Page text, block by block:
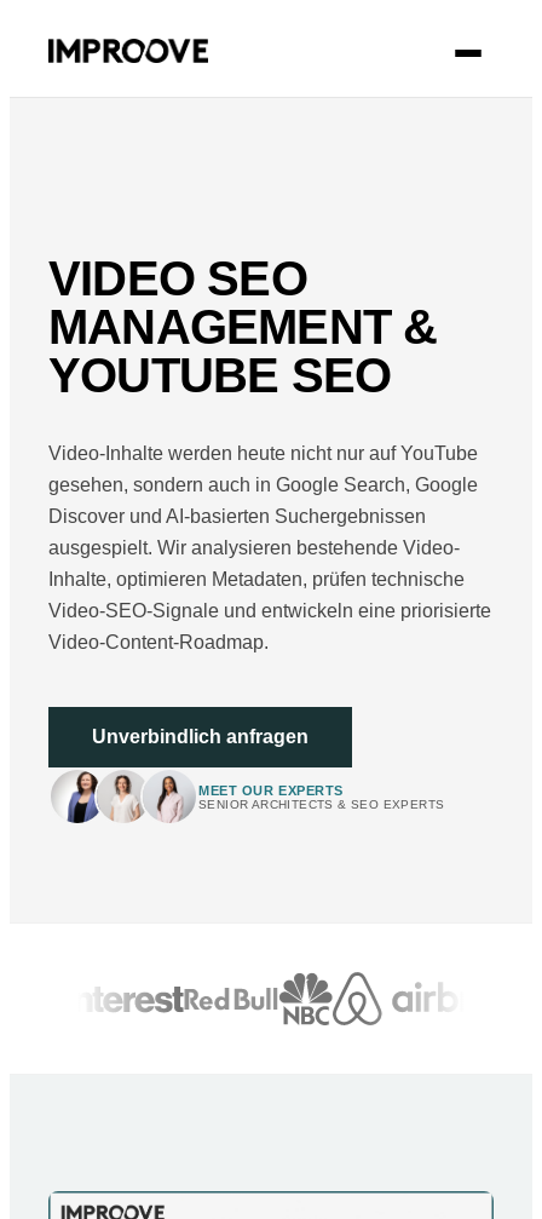
VIDEO SEO
MANAGEMENT &
YOUTUBE SEO
Video-Inhalte werden heute nicht nur auf YouTube
gesehen, sondern auch in Google Search, Google
Discover und AI-basierten Suchergebnissen
ausgespielt. Wir analysieren bestehende Video-
Inhalte, optimieren Metadaten, prüfen technische
Video-SEO-Signale und entwickeln eine priorisierte
Video-Content-Roadmap.
Unverbindlich anfragen
MEET OUR EXPERTS
SENIOR ARCHITECTS & SEO EXPERTS